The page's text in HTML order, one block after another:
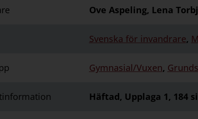
Ove Aspeling, Lena
Svenska för invandrare,
Gymnasial/Vuxen,
Häftad, Upplaga 1, 184